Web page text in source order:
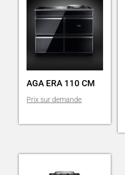
AGA ERA 110 CM